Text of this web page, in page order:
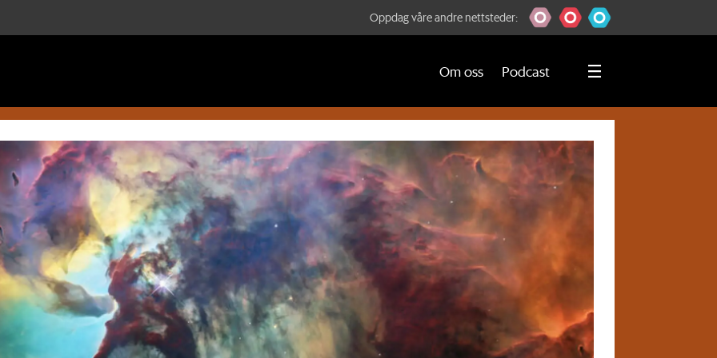
Oppdag våre andre nettsteder:
Om oss Podcast